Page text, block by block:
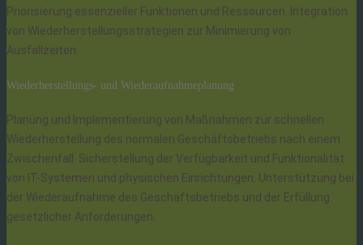
Priorisierung essenzieller Funktionen und Ressourcen. Integration
von Wiederherstellungsstrategien zur Minimierung von
Ausfallzeiten.
Wiederherstellungs- und Wiederaufnahmeplanung
Planung und Implementierung von Maßnahmen zur schnellen
Wiederherstellung des normalen Geschäftsbetriebs nach einem
Zwischenfall. Sicherstellung der Verfügbarkeit und Funktionalität
von IT-Systemen und physischen Einrichtungen. Unterstützung bei
der Wiederaufnahme des Geschäftsbetriebs und der Erfüllung
gesetzlicher Anforderungen.